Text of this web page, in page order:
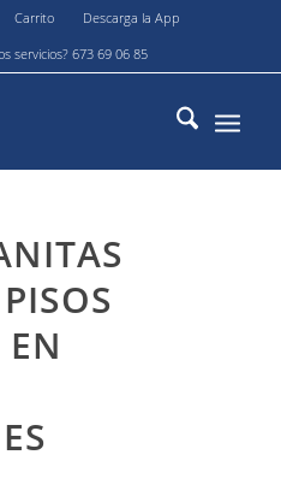
Carrito
Descarga la App
servicios? 673 69 06 85